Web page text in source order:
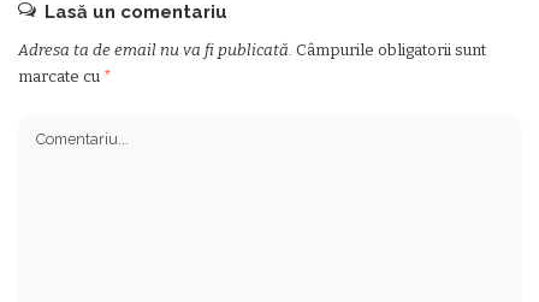
Lasă un comentariu
Adresa ta de email nu va fi publicată. Câmpurile obligatorii sunt
marcate cu *